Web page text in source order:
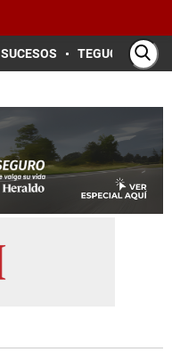
SUCESOS TEGUCIGALPA